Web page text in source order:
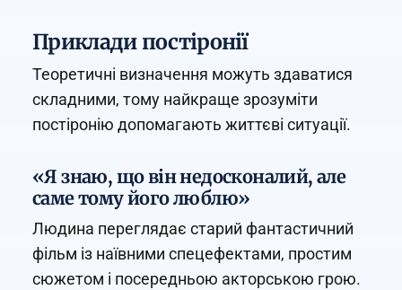
Приклади постіронії
Теоретичні визначення можуть здаватися
складними, тому найкраще зрозуміти
постіронію допомагають життєві ситуації.
«Я знаю, що він недосконалий, але
саме тому його люблю»
Людина переглядає старий фантастичний
фільм із наївними спецефектами, простим
сюжетом і посередньою акторською грою.